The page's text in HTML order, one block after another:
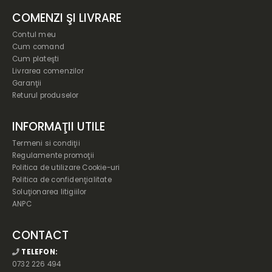
COMENZI ŞI LIVRARE
Contul meu
Cum comand
Cum plateşti
Livrarea comenzilor
Garanţii
Returul produselor
INFORMAŢII UTILE
Termeni si condiţii
Regulamente promoţii
Politica de utilizare Cookie-uri
Politica de confidenţialitate
Soluţionarea litigiilor
ANPC
CONTACT
TELEFON:
0732 226 494